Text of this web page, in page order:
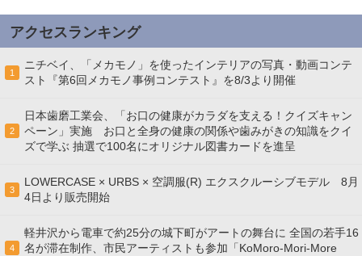
アクセスランキング
1
ニチベイ、「メカモノ」を使ったインテリアの写真・動画コンテ
スト『第6回メカモノ事例コンテスト』を8/3より開催
2
日本歯磨工業会、「お口の健康がカラダを支える！クイズキャン
ペーン」実施 お口と全身の健康の関係や歯みがきの知識をクイ
ズで学ぶ 抽選で100名にオリジナル図書カードを進呈
3
LOWERCASE × URBS × 空調服(R) エクスクルーシブモデル 8月
4日より販売開始
4
軽井沢から電車で約25分の城下町がアートの舞台に 全国の若手16
名が滞在制作、市民アーティストも参加「KoMoro-Mori-More